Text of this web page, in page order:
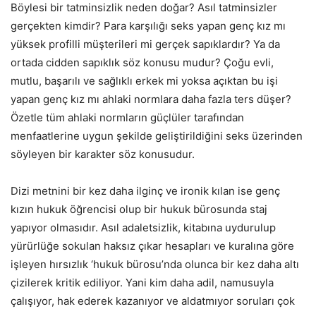
Böylesi bir tatminsizlik neden doğar? Asıl tatminsizler
gerçekten kimdir? Para karşılığı seks yapan genç kız mı
yüksek profilli müşterileri mi gerçek sapıklardır? Ya da
ortada cidden sapıklık söz konusu mudur? Çoğu evli,
mutlu, başarılı ve sağlıklı erkek mi yoksa açıktan bu işi
yapan genç kız mı ahlaki normlara daha fazla ters düşer?
Özetle tüm ahlaki normların güçlüler tarafından
menfaatlerine uygun şekilde geliştirildiğini seks üzerinden
söyleyen bir karakter söz konusudur.
Dizi metnini bir kez daha ilginç ve ironik kılan ise genç
kızın hukuk öğrencisi olup bir hukuk bürosunda staj
yapıyor olmasıdır. Asıl adaletsizlik, kitabına uydurulup
yürürlüğe sokulan haksız çıkar hesapları ve kuralına göre
işleyen hırsızlık ‘hukuk bürosu’nda olunca bir kez daha altı
çizilerek kritik ediliyor. Yani kim daha adil, namusuyla
çalışıyor, hak ederek kazanıyor ve aldatmıyor soruları çok